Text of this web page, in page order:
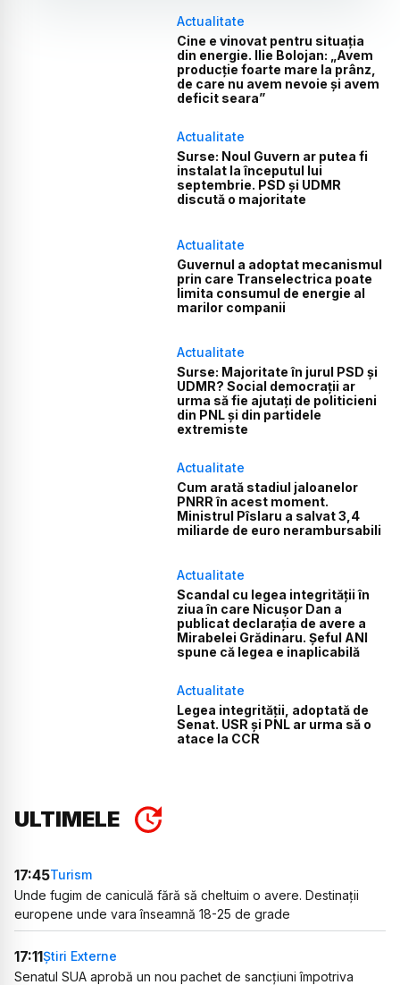
Actualitate
Cine e vinovat pentru situația
din energie. Ilie Bolojan: „Avem
producție foarte mare la prânz,
de care nu avem nevoie și avem
deficit seara”
Actualitate
Surse: Noul Guvern ar putea fi
instalat la începutul lui
septembrie. PSD și UDMR
discută o majoritate
Actualitate
Guvernul a adoptat mecanismul
prin care Transelectrica poate
limita consumul de energie al
marilor companii
Actualitate
Surse: Majoritate în jurul PSD și
UDMR? Social democrații ar
urma să fie ajutați de politicieni
din PNL și din partidele
extremiste
Actualitate
Cum arată stadiul jaloanelor
PNRR în acest moment.
Ministrul Pîslaru a salvat 3,4
miliarde de euro nerambursabili
Actualitate
Scandal cu legea integrității în
ziua în care Nicușor Dan a
publicat declarația de avere a
Mirabelei Grădinaru. Șeful ANI
spune că legea e inaplicabilă
Actualitate
Legea integrității, adoptată de
Senat. USR și PNL ar urma să o
atace la CCR
ULTIMELE
17:45Turism
Unde fugim de caniculă fără să cheltuim o avere. Destinații
europene unde vara înseamnă 18-25 de grade
17:11Știri Externe
Senatul SUA aprobă un nou pachet de sancțiuni împotriva